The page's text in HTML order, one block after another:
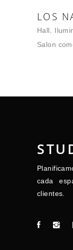
LOS
Hall
Salon
cada
clientes.